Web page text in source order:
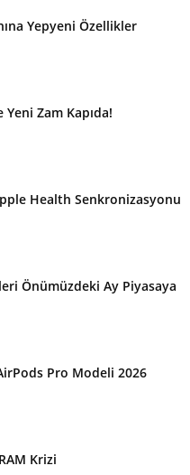
Yepyeni Özellikler
Zam Kapıda!
Health Senkronizasyonu
Önümüzdeki Ay Piyasaya
Pro Modeli 2026
Krizi